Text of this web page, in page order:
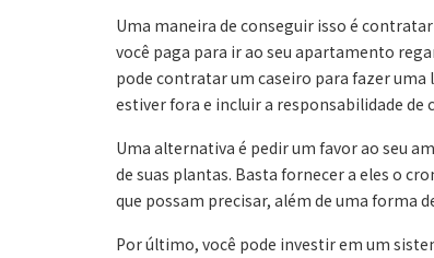
Uma maneira de conseguir isso é
você paga para ir ao seu apartamento
pode contratar um caseiro para fazer
estiver fora e incluir a responsabilidade de
Uma alternativa é pedir um favor ao seu
de suas plantas. Basta fornecer a eles o
que possam precisar, além de uma forma
Por último, você pode investir em um